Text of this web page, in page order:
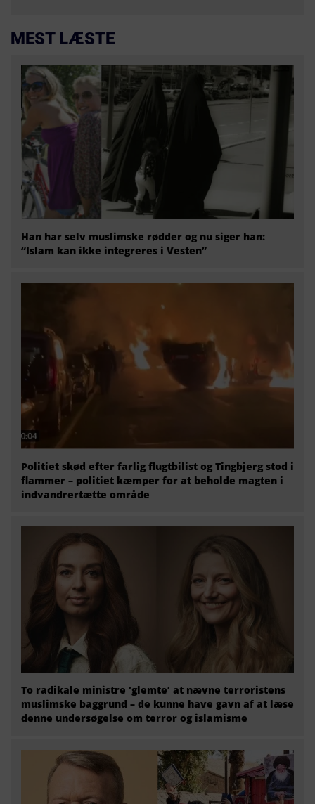
MEST LÆSTE
Han har selv muslimske rødder og nu siger han:
“Islam kan ikke integreres i Vesten”
Politiet skød efter farlig flugtbilist og Tingbjerg stod i
flammer – politiet kæmper for at beholde magten i
indvandrertætte område
To radikale ministre ‘glemte’ at nævne terroristens
muslimske baggrund – de kunne have gavn af at læse
denne undersøgelse om terror og islamisme